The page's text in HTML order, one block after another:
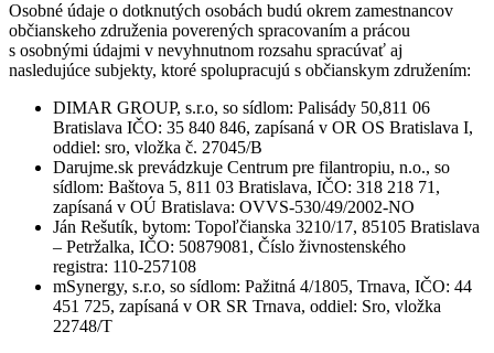
Osobné údaje o dotknutých osobách budú okrem zamestnancov
občianskeho združenia poverených spracovaním a prácou
s osobnými údajmi v nevyhnutnom rozsahu spracúvať aj
nasledujúce subjekty, ktoré spolupracujú s občianskym združením:
DIMAR GROUP, s.r.o, so sídlom: Palisády 50,811 06
Bratislava IČO: 35 840 846, zapísaná v OR OS Bratislava I,
oddiel: sro, vložka č. 27045/B
Darujme.sk prevádzkuje Centrum pre filantropiu, n.o., so
sídlom: Baštova 5, 811 03 Bratislava, IČO: 318 218 71,
zapísaná v OÚ Bratislava: OVVS-530/49/2002-NO
Ján Rešutík, bytom: Topoľčianska 3210/17, 85105 Bratislava
– Petržalka, IČO: 50879081, Číslo živnostenského
registra: 110-257108
mSynergy, s.r.o, so sídlom: Pažitná 4/1805, Trnava, IČO: 44
451 725, zapísaná v OR SR Trnava, oddiel: Sro, vložka
22748/T